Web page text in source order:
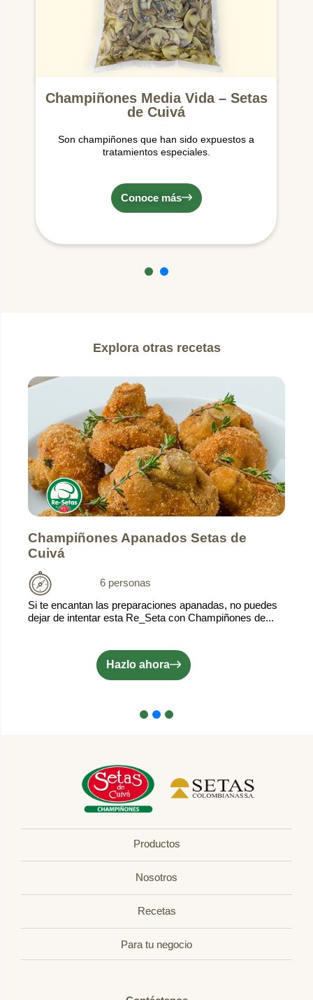
Champiñones Media Vida – Setas
de Cuivá
Son champiñones que han sido expuestos a
tratamientos especiales.
Conoce más
Explora otras recetas
Champiñones Apanados Setas de
Cuivá
6 personas
Si te encantan las preparaciones apanadas, no puedes
dejar de intentar esta Re_Seta con Champiñones de...
Hazlo ahora
Productos
Nosotros
Recetas
Para tu negocio